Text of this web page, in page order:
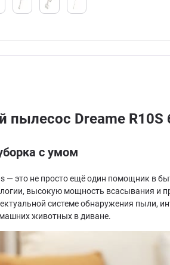
пылесос Dreame R10S
с умом
— это не просто ещё один помощник в
высокую мощность всасывания
системе обнаружения пыли,
животных в диване.